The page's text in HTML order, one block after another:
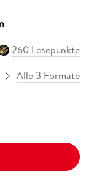
260 Lesepunkte
Alle 3 Formate